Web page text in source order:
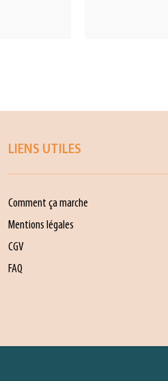
LIENS UTILES
Comment ça marche
Mentions légales
CGV
FAQ